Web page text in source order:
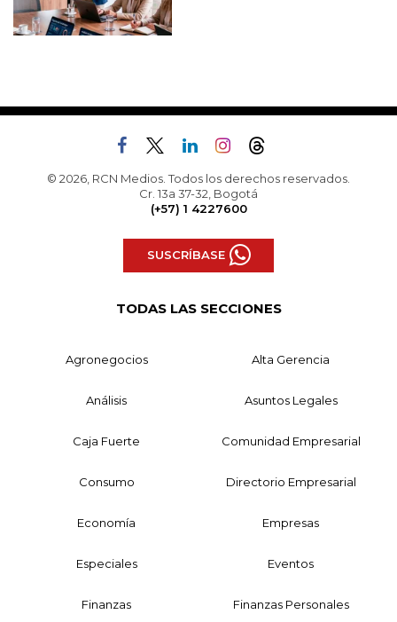
© 2026, RCN Medios. Todos los derechos reservados.
Cr. 13a 37-32, Bogotá
(+57) 1 4227600
SUSCRÍBASE
TODAS LAS SECCIONES
Agronegocios Alta Gerencia
Análisis Asuntos Legales
Caja Fuerte Comunidad Empresarial
Consumo Directorio Empresarial
Economía Empresas
Especiales Eventos
Finanzas Finanzas Personales